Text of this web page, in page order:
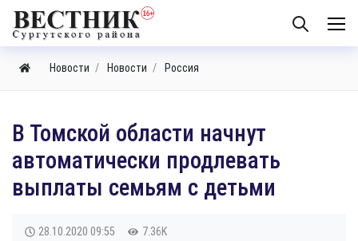
Новости Новости Россия
В Томской области начнут
автоматически продлевать
выплаты семьям с детьми
28.10.2020 09:55
7.36K